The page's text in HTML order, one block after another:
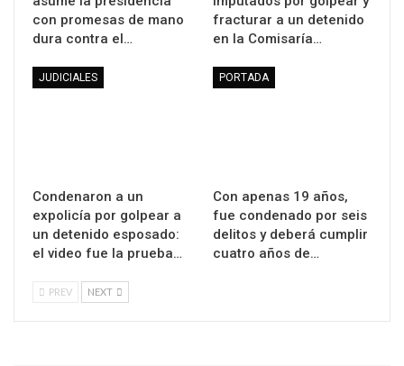
con promesas de mano
dura contra el…
fracturar a un detenido
en la Comisaría…
JUDICIALES
Condenaron a un
expolicía por golpear a
un detenido esposado:
el video fue la prueba…
PORTADA
Con apenas 19 años,
fue condenado por seis
delitos y deberá cumplir
cuatro años de…
PREV NEXT